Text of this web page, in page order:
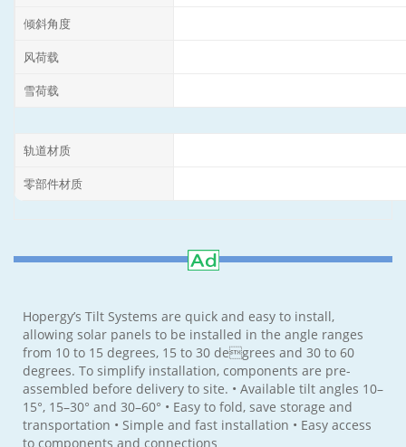
倾斜角度
风荷载
雪荷载
轨道材质
零部件材质
Hopergy’s Tilt Systems are quick and easy to install,
allowing solar panels to be installed in the angle ranges
from 10 to 15 degrees, 15 to 30 degrees and 30 to 60
degrees. To simplify installation, components are pre-
assembled before delivery to site. • Available tilt angles 10–
15°, 15–30° and 30–60° • Easy to fold, save storage and
transportation • Simple and fast installation • Easy access
to components and connections